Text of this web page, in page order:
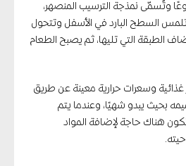
وتُسمّى نمذجة الترسيب المنصهر،
السطح البارد في الأسفل وتتحول
الطبقة التي تليها، ثم يصبح الطعام
وسعرات حرارية معينة عن طريق
بحيث يبدو شهيًا، وعندما يتم
هناك حاجة لإضافة المواد